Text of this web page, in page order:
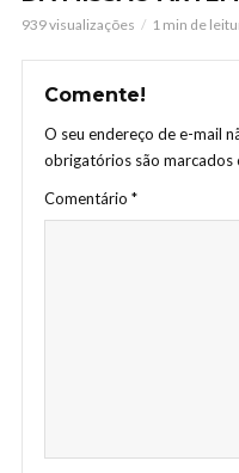
939 visualizações 1 min de
Comente!
O seu endereço de e-mail
obrigatórios são marcados
Comentário *